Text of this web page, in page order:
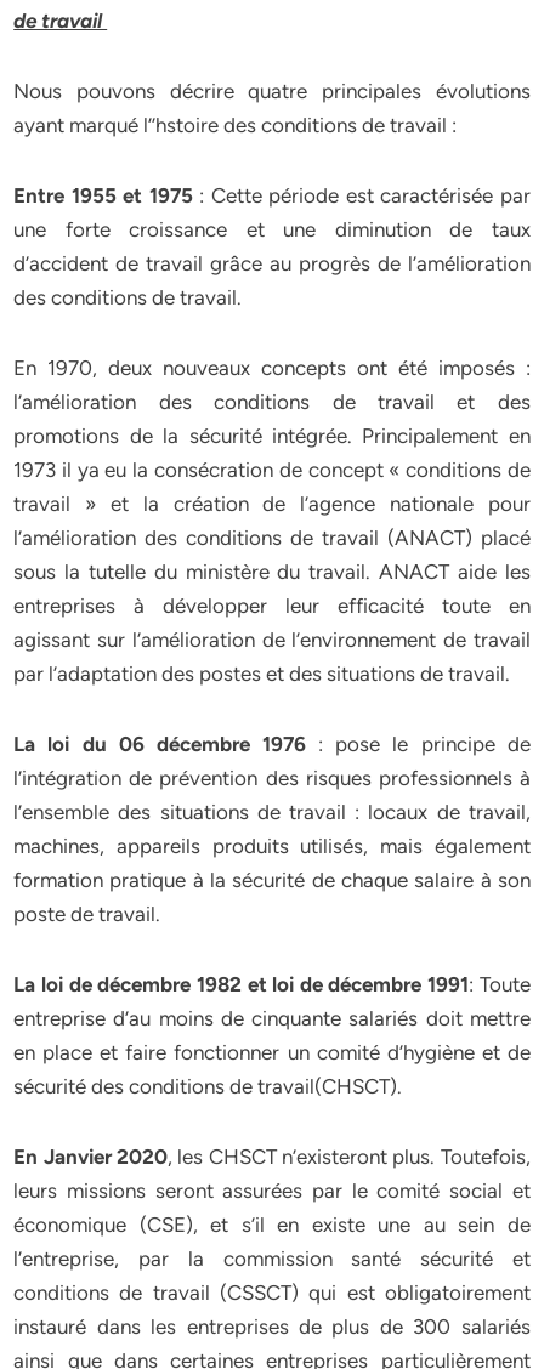
de travail
Nous pouvons décrire quatre principales évolutions
ayant marqué l’’hstoire des conditions de travail :
Entre 1955 et 1975: Cette période est caractérisée par
une forte croissance et une diminution de taux
d’accident de travail grâce au progrès de l’amélioration
des conditions de travail.
En 1970, deux nouveaux concepts ont été imposés :
l’amélioration des conditions de travail et des
promotions de la sécurité intégrée. Principalement en
1973 il ya eu la consécration de concept « conditions de
travail » et la création de l’agence nationale pour
l’amélioration des conditions de travail (ANACT) placé
sous la tutelle du ministère du travail. ANACT aide les
entreprises à développer leur efficacité toute en
agissant sur l’amélioration de l’environnement de travail
par l’adaptation des postes et des situations de travail.
La loi du 06 décembre 1976 : pose le principe de
l’intégration de prévention des risques professionnels à
l’ensemble des situations de travail : locaux de travail,
machines, appareils produits utilisés, mais également
formation pratique à la sécurité de chaque salaire à son
poste de travail.
La loi de décembre 1982 et loi de décembre 1991: Toute
entreprise d’au moins de cinquante salariés doit mettre
en place et faire fonctionner un comité d’hygiène et de
sécurité des conditions de travail(CHSCT).
En Janvier 2020, les CHSCT n’existeront plus. Toutefois,
leurs missions seront assurées par le comité social et
économique (CSE), et s’il en existe une au sein de
l’entreprise, par la commission santé sécurité et
conditions de travail (CSSCT) qui est obligatoirement
instauré dans les entreprises de plus de 300 salariés
ainsi que dans certaines entreprises particulièrement